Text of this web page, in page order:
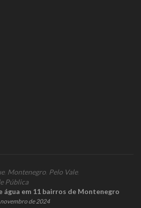
, Montenegro Pelo Vale,
Pública
água em 11 bairros de Montenegro
novembro de 2024